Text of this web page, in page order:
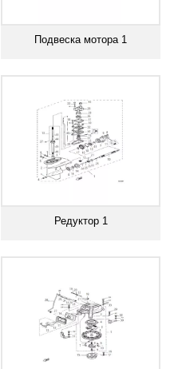
Подвеска мотора 1
Редуктор 1